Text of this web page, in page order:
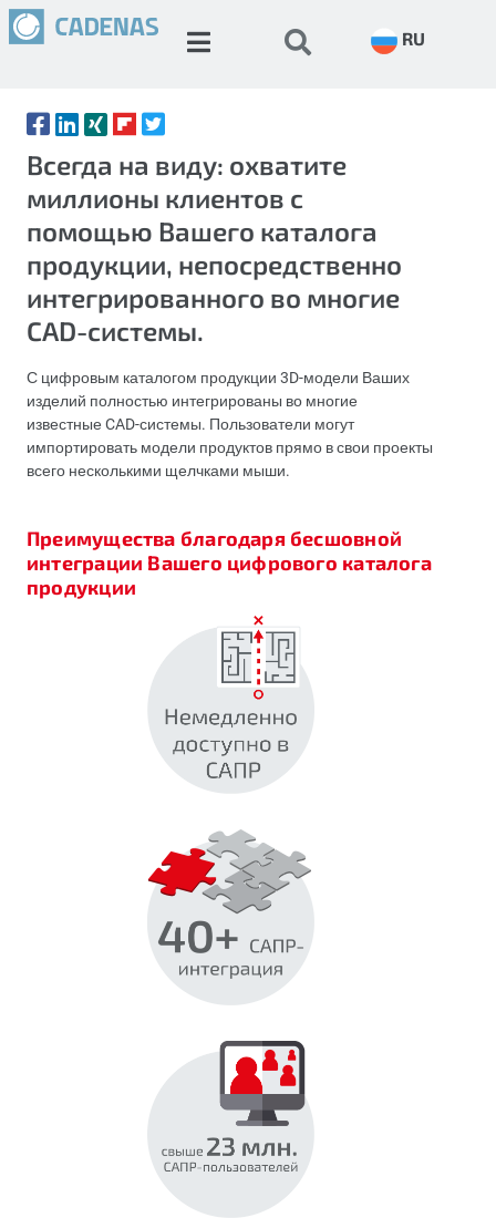
RU
Всегда на виду: охватите
миллионы клиентов с
помощью Вашего каталога
продукции, непосредственно
интегрированного во многие
CAD-системы.
С цифровым каталогом продукции 3D-модели Ваших
изделий полностью интегрированы во многие
известные CAD-системы. Пользователи могут
импортировать модели продуктов прямо в свои проекты
всего несколькими щелчками мыши.
Преимущества благодаря бесшовной
интеграции Вашего цифрового каталога
продукции